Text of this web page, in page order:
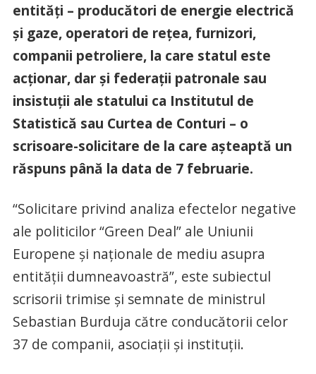
entități – producători de energie electrică
și gaze, operatori de rețea, furnizori,
companii petroliere, la care statul este
acționar, dar și federații patronale sau
insistuții ale statului ca Institutul de
Statistică sau Curtea de Conturi – o
scrisoare-solicitare de la care așteaptă un
răspuns până la data de 7 februarie.
“Solicitare privind analiza efectelor negative
ale politicilor “Green Deal” ale Uniunii
Europene și naționale de mediu asupra
entității dumneavoastră”, este subiectul
scrisorii trimise și semnate de ministrul
Sebastian Burduja către conducătorii celor
37 de companii, asociații și instituții.